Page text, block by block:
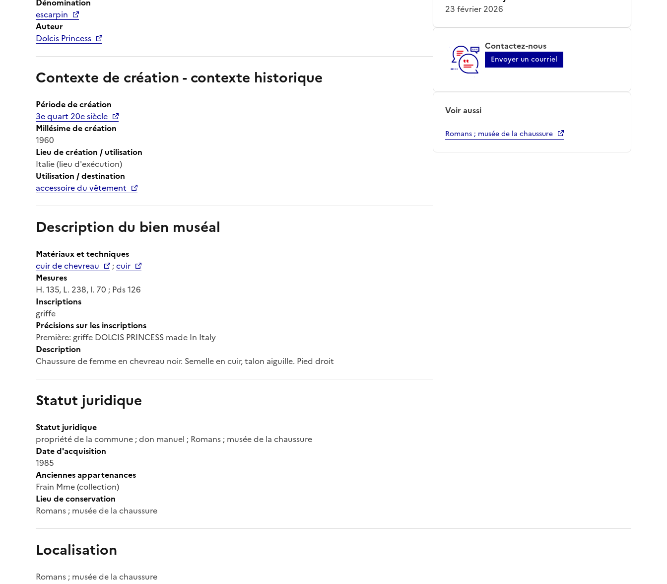
escarpin
Auteur
Dolcis Princess
Contexte de création - contexte historique
Période de création
3e quart 20e siècle
Millésime de création
1960
Lieu de création / utilisation
Italie (lieu d'exécution)
Utilisation / destination
accessoire du vêtement
Description du bien muséal
Matériaux et techniques
cuir de chevreau
;cuir
Mesures
H. 135, L. 238, l. 70 ; Pds 126
Inscriptions
griffe
Précisions sur les inscriptions
Première: griffe DOLCIS PRINCESS made In Italy
Description
Chaussure de femme en chevreau noir. Semelle en cuir, talon aiguille. Pied droit
Statut juridique
Statut juridique
propriété de la commune ; don manuel ; Romans ; musée de la chaussure
Date d'acquisition
1985
Anciennes appartenances
Frain Mme (collection)
Lieu de conservation
Romans ; musée de la chaussure
23 février 2026
Contactez-nous
Envoyer un courriel
Voir aussi
Romans ; musée de la chaussure
Localisation
Romans ; musée de la chaussure